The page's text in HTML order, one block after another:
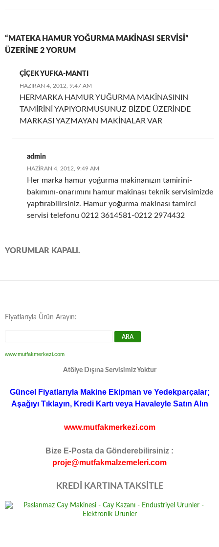
“MATEKA HAMUR YOĞURMA MAKINASI SERVISI”
ÜZERINE 2 YORUM
ÇİÇEK YUFKA-MANTI
HAZIRAN 4, 2012, 9:47 AM
HERMARKA HAMUR YUĞURMA MAKİNASININ
TAMİRİNİ YAPIYORMUSUNUZ BİZDE ÜZERİNDE
MARKASI YAZMAYAN MAKİNALAR VAR
admin
HAZIRAN 4, 2012, 9:49 AM
Her marka hamur yoğurma makinanızın tamirini-
bakımını-onarımını hamur makinası teknik servisimizde
yaptırabilirsiniz. Hamur yoğurma makinası tamirci
servisi telefonu 0212 3614581-0212 2974432
YORUMLAR KAPALI.
Fiyatlarıyla Ürün Arayın:
www.mutfakmerkezi.com
Atölye Dışına Servisimiz Yoktur
Güncel Fiyatlarıyla Makine Ekipman ve Yedekparçalar;
Aşağıyı Tıklayın, Kredi Kartı veya Havaleyle Satın Alın
www.mutfakmerkezi.com
Bize E-Posta da Gönderebilirsiniz :
proje@mutfakmalzemeleri.com
KREDİ KARTINA TAKSİTLE